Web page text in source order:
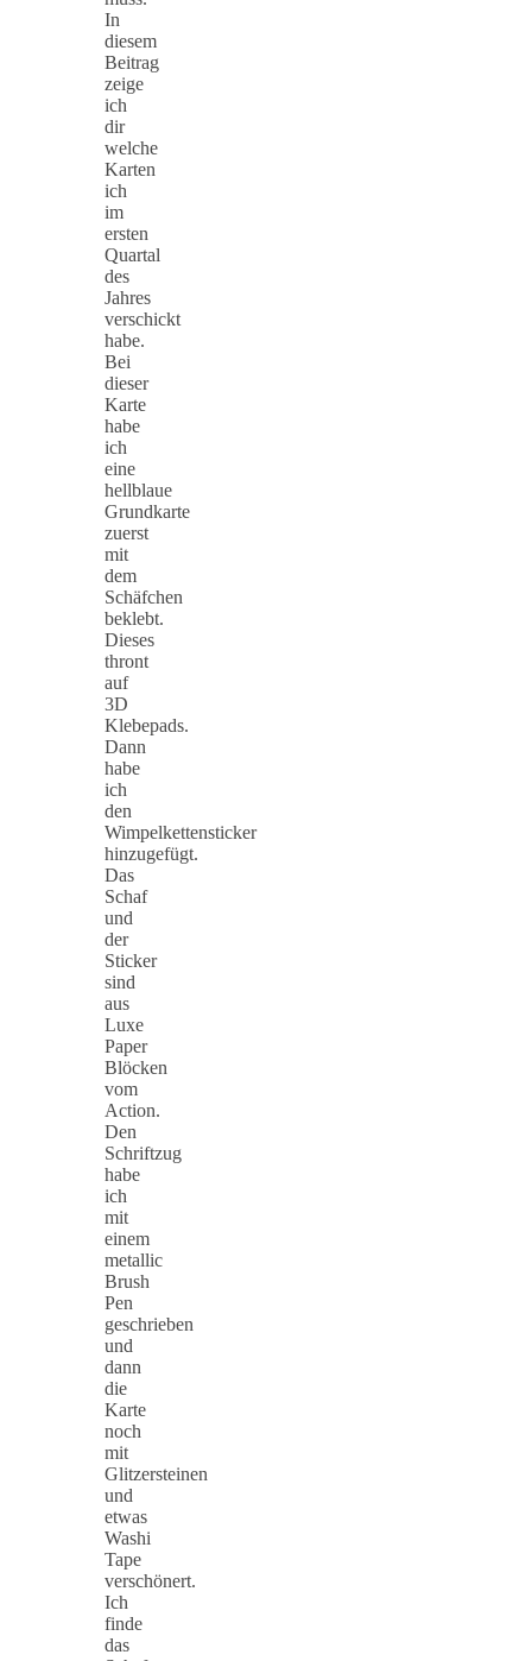
In
diesem
Beitrag
zeige
ich
dir
welche
Karten
ich
im
ersten
Quartal
des
Jahres
verschickt
habe.
Bei
dieser
Karte
habe
ich
eine
hellblaue
Grundkarte
zuerst
mit
dem
Schäfchen
beklebt.
Dieses
thront
auf
3D
Klebepads.
Dann
habe
ich
den
Wimpelkettensticker
hinzugefügt.
Das
Schaf
und
der
Sticker
sind
aus
Luxe
Paper
Blöcken
vom
Action.
Den
Schriftzug
habe
ich
mit
einem
metallic
Brush
Pen
geschrieben
und
dann
die
Karte
noch
mit
Glitzersteinen
und
etwas
Washi
Tape
verschönert.
Ich
finde
das